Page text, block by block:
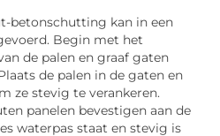
betonschutting kan in een
Begin met het
de palen en graaf gaten
de palen in de gaten en
ze stevig te verankeren.
panelen bevestigen aan de
waterpas staat en stevig is